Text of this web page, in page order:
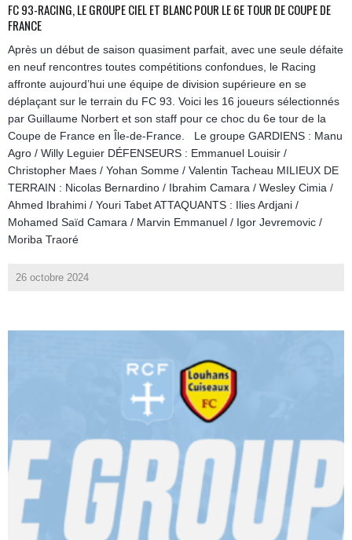
FC 93-RACING, LE GROUPE CIEL ET BLANC POUR LE 6E TOUR DE COUPE DE
FRANCE
Après un début de saison quasiment parfait, avec une seule défaite
en neuf rencontres toutes compétitions confondues, le Racing
affronte aujourd’hui une équipe de division supérieure en se
déplaçant sur le terrain du FC 93. Voici les 16 joueurs sélectionnés
par Guillaume Norbert et son staff pour ce choc du 6e tour de la
Coupe de France en Île-de-France. Le groupe GARDIENS : Manu
Agro / Willy Leguier DÉFENSEURS : Emmanuel Louisir /
Christopher Maes / Yohan Somme / Valentin Tacheau MILIEUX DE
TERRAIN : Nicolas Bernardino / Ibrahim Camara / Wesley Cimia /
Ahmed Ibrahimi / Youri Tabet ATTAQUANTS : Ilies Ardjani /
Mohamed Saïd Camara / Marvin Emmanuel / Igor Jevremovic /
Moriba Traoré
26 octobre 2024